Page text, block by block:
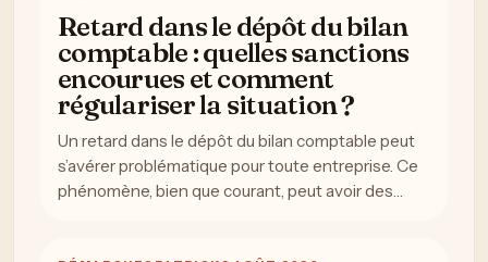
Retard dans le dépôt du bilan
comptable : quelles sanctions
encourues et comment
régulariser la situation ?
Un retard dans le dépôt du bilan comptable peut
s’avérer problématique pour toute entreprise. Ce
phénomène, bien que courant, peut avoir des…